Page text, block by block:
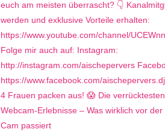
4 Frauen packen aus! 😱 Die verrücktesten
Webcam-Erlebnisse – Was wirklich vor der
Cam passiert